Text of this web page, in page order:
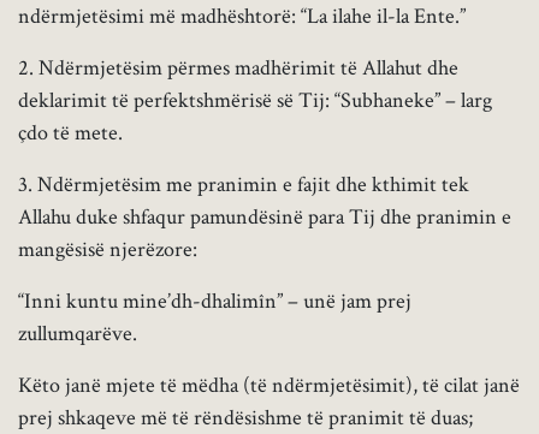
ndërmjetësimi më madhështorë: “La ilahe il-la Ente.”
2. Ndërmjetësim përmes madhërimit të Allahut dhe
deklarimit të perfektshmërisë së Tij: “Subhaneke” – larg
çdo të mete.
3. Ndërmjetësim me pranimin e fajit dhe kthimit tek
Allahu duke shfaqur pamundësinë para Tij dhe pranimin e
mangësisë njerëzore:
“Inni kuntu mine’dh-dhalimîn” – unë jam prej
zullumqarëve.
Këto janë mjete të mëdha (të ndërmjetësimit), të cilat janë
prej shkaqeve më të rëndësishme të pranimit të duas;